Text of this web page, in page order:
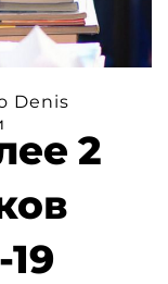
Denis
2